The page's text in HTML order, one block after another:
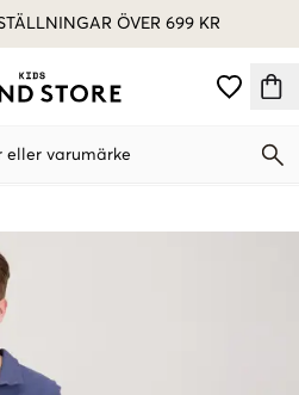
ÖVER 699 KR
eller varumärke